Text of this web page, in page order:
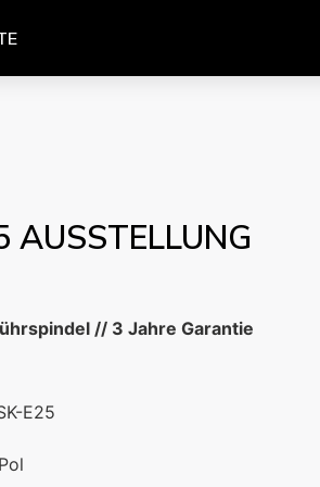
// 3 Jahre Garantie
E25